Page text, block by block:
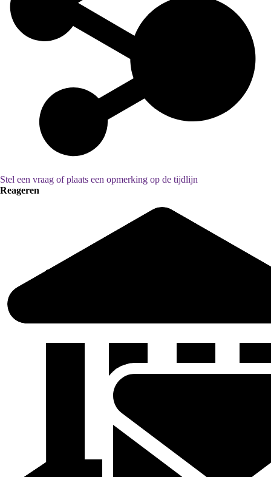
Stel een vraag of plaats een opmerking op de tijdlijn
Reageren